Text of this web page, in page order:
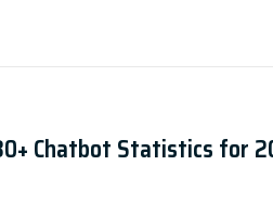
Chatbot Statistics for